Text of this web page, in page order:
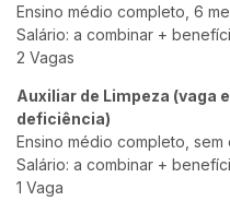
Ensino médio completo, 6
Salário: a combinar +
2 Vagas
Auxiliar de Limpeza (vaga
deficiência)
Ensino médio completo, sem
Salário: a combinar +
1 Vaga